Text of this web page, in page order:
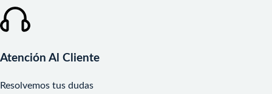
Atención Al Cliente
Resolvemos tus dudas